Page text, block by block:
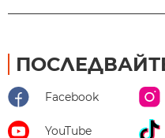
Facebook
YouTube